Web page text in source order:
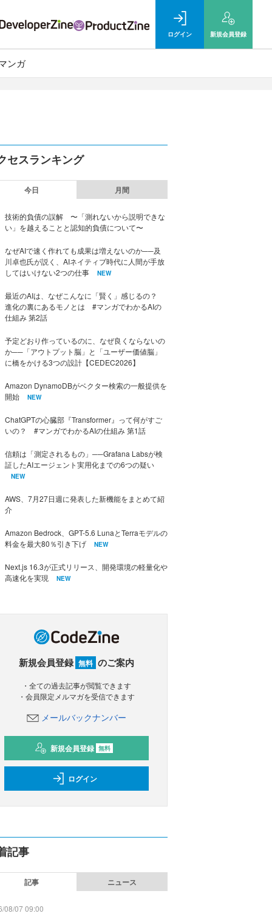
ログイン 新規会員登録
ンガ
セスランキング
今日 月間
技術的負債の誤解 〜「測れないから説明できな
い」を越えることと認知的負債について〜
なぜAIで速く作れても成果は増えないのか──及
川卓也氏が説く、AIネイティブ時代に人間が手放
してはいけない2つの仕事
NEW
最近のAIは、なぜこんなに「賢く」感じるの？
進化の裏にあるモノとは #マンガでわかるAIの
仕組み 第2話
予定どおり作っているのに、なぜ良くならないの
か──「アウトプット脳」と「ユーザー価値脳」
に橋をかける3つの設計【CEDEC2026】
Amazon DynamoDBがベクター検索の一般提供を
開始
NEW
ChatGPTの心臓部『Transformer』って何がすご
いの？ #マンガでわかるAIの仕組み 第1話
信頼は「測定されるもの」──Grafana Labsが検
証したAIエージェント実用化までの6つの疑い
NEW
AWS、7月27日週に発表した新機能をまとめて紹
介
Amazon Bedrock、GPT-5.6 LunaとTerraモデルの
料金を最大80％引き下げ
NEW
Next.js 16.3が正式リリース、開発環境の軽量化や
高速化を実現
NEW
新規会員登録 無料 のご案内
・全ての過去記事が閲覧できます
・会員限定メルマガを受信できます
メールバックナンバー
新規会員登録 無料
ログイン
記事
記事 ニュース
08/07 09:00